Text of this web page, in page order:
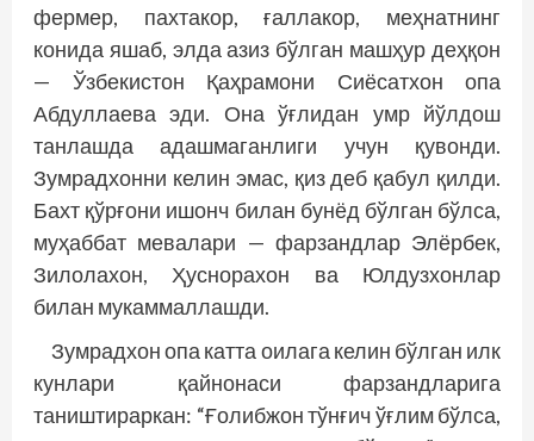
фермер, пахтакор, ғаллакор, меҳнатнинг
конида яшаб, элда азиз бўлган машҳур деҳқон
— Ўзбекистон Қаҳрамони Сиёсатхон опа
Абдуллаева эди. Она ўғлидан умр йўлдош
танлашда адашмаганлиги учун қувонди.
Зумрадхонни келин эмас, қиз деб қабул қилди.
Бахт қўрғони ишонч билан бунёд бўлган бўлса,
муҳаббат мевалари — фарзандлар Элёрбек,
Зилолахон, Ҳуснорахон ва Юлдузхонлар
билан мукаммаллашди.
Зумрадхон опа катта оилага келин бўлган илк
кунлари қайнонаси фарзандларига
таништираркан: “Ғолибжон тўнғич ўғлим бўлса,